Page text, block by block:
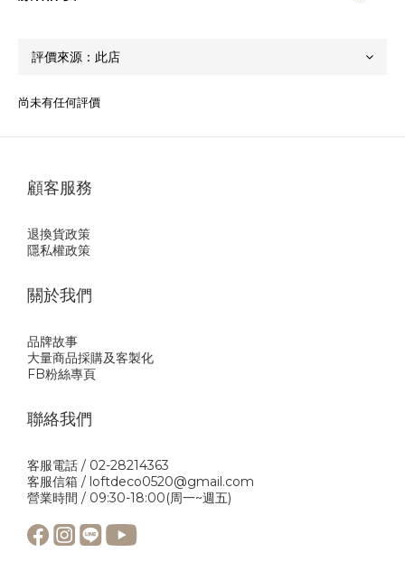
尚未有任何評價
顧客服務
退換貨政策
隱私權政策
關於我們
品牌故事
大量商品採購及客製化
FB粉絲專頁
聯絡我們
客服電話 / 02-28214363
客服信箱 / loftdeco0520@gmail.com
營業時間 / 09:30-18:00(周一~週五)